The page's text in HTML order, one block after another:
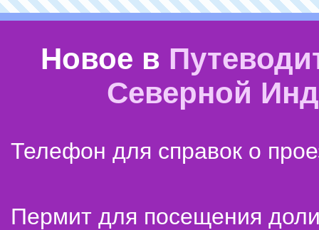
Новое в
Северной
Телефон для справок о
Пермит для посещения